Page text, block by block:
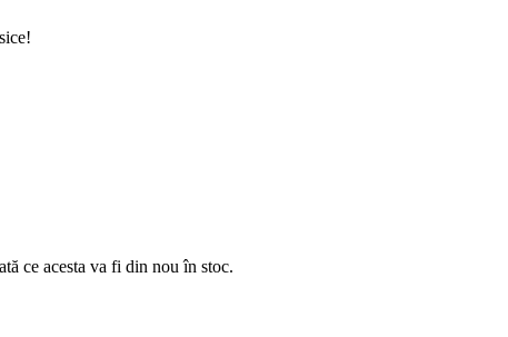
ce acesta va fi din nou în stoc.